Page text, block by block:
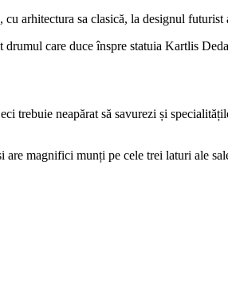
arhitectura sa clasică, la designul
care duce înspre statuia Kartlis
trebuie neapărat să savurezi și
magnifici munți pe cele trei laturi ale